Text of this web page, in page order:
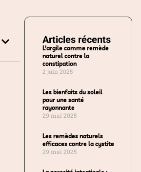
Articles récents
L’argile comme remède
naturel contre la
constipation
2 juin 2025
Les bienfaits du soleil
pour une santé
rayonnante
29 mai 2025
Les remèdes naturels
efficaces contre la cystite
29 mai 2025